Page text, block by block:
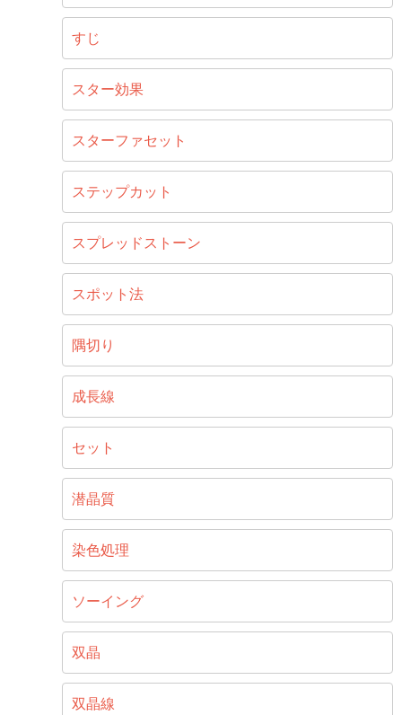
すじ
スター効果
スターファセット
ステップカット
スプレッドストーン
スポット法
隅切り
成長線
セット
潜晶質
染色処理
ソーイング
双晶
双晶線